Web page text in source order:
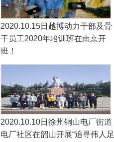
2020.10.15日越博动力干部及骨
干员工2020年培训班在南京开
班！
2020.10.10日徐州铜山电厂街道
电厂社区在韶山开展“追寻伟人足